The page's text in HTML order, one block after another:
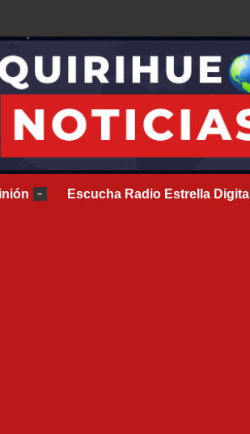
– Escucha Radio Estrella Digital